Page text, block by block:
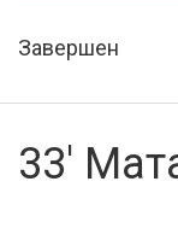
О сайте
Завершен
33'